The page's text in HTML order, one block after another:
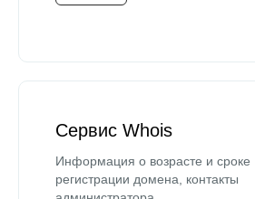
Сервис Whois
Информация о возрасте и сроке
регистрации домена, контакты